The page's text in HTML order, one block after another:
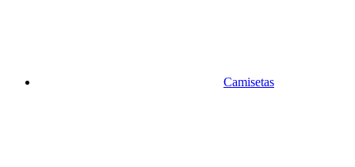
Camisetas